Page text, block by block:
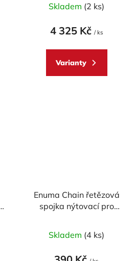
Skladem (2 ks)
4 325 Kč / ks
Varianty
Enuma Chain řetězová
spojka nýtovací pro
Skladem (4 ks)